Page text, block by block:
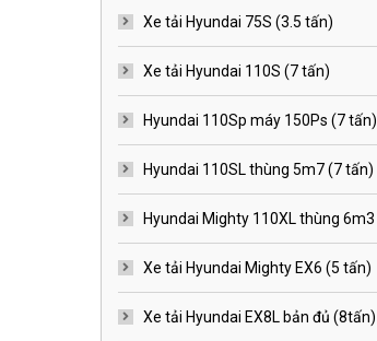
Xe tải Hyundai 75S (3.5 tấn)
Xe tải Hyundai 110S (7 tấn)
Hyundai 110Sp máy 150Ps (7 tấn)
Hyundai 110SL thùng 5m7 (7 tấn)
Hyundai Mighty 110XL thùng 6m3
Xe tải Hyundai Mighty EX6 (5 tấn)
Xe tải Hyundai EX8L bản đủ (8tấn)